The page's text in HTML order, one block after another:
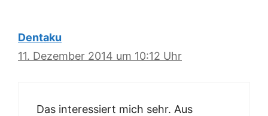
Dentaku
11. Dezember 2014 um 10:12 Uhr
Das interessiert mich sehr. Aus